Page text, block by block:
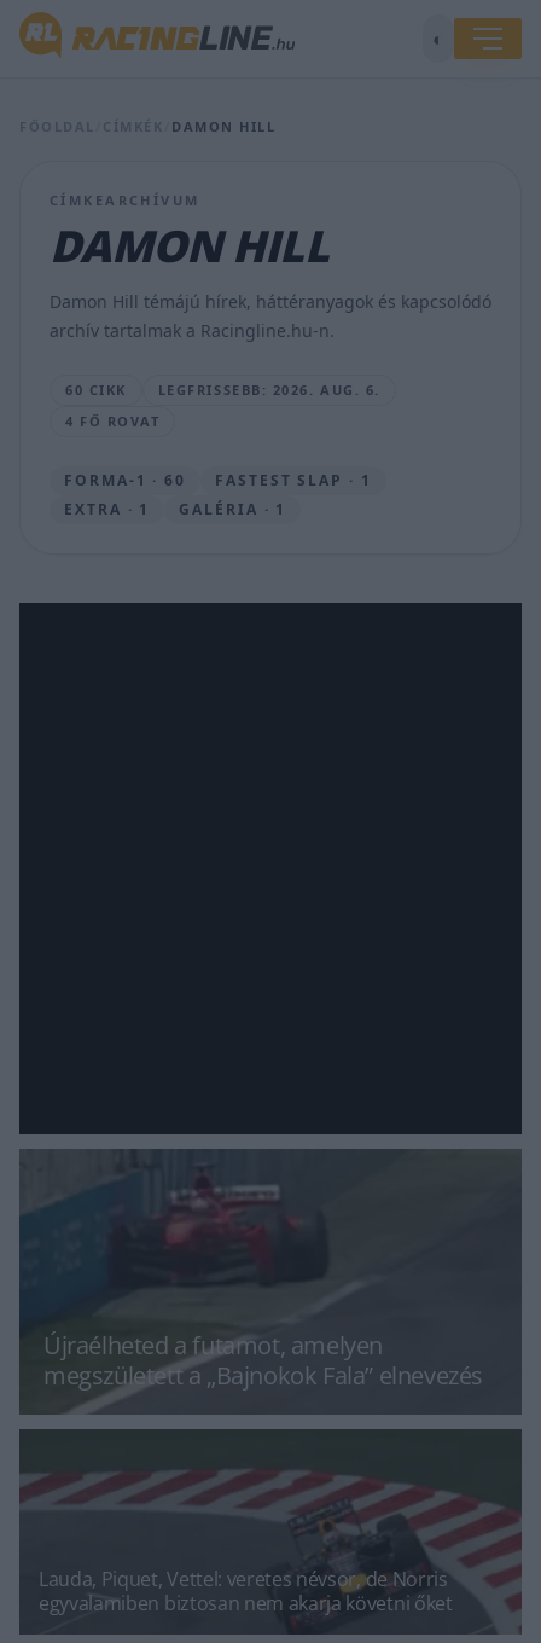
◐
FŐOLDAL CÍMKÉK DAMON HILL
CÍMKEARCHÍVUM
DAMON HILL
Damon Hill témájú hírek, háttéranyagok és kapcsolódó
archív tartalmak a Racingline.hu-n.
60 CIKK
LEGFRISSEBB: 2026. AUG. 6.
4 FŐ ROVAT
FORMA-1 · 60
FASTEST SLAP · 1
EXTRA · 1
GALÉRIA · 1
Hamilton
a
Ferrari
hozzá
véli
világbajnok
SEBŐK
Újraélheted a futamot, amelyen
megszületett a „Bajnokok Fala” elnevezés
Lauda, Piquet, Vettel: veretes névsor, de Norris
egyvalamiben biztosan nem akarja követni őket